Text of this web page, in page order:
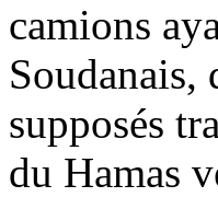
camions
Soudanais,
supposés
du Hamas